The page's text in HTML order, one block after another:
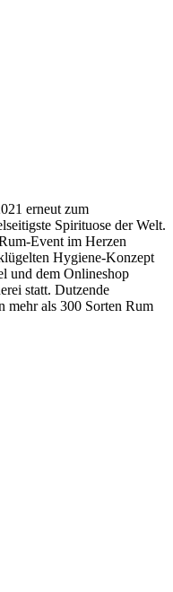
erneut zum
Spirituose der Welt.
Event im Herzen
Hygiene-Konzept
und dem Onlineshop
statt. Dutzende
mehr als 300 Sorten Rum